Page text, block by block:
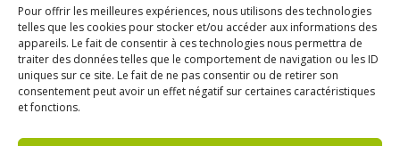
Pour offrir les meilleures expériences, nous utilisons des technologies
telles que les cookies pour stocker et/ou accéder aux informations des
appareils. Le fait de consentir à ces technologies nous permettra de
traiter des données telles que le comportement de navigation ou les ID
uniques sur ce site. Le fait de ne pas consentir ou de retirer son
consentement peut avoir un effet négatif sur certaines caractéristiques
et fonctions.
Faculté des
Sciences
École Doctorale
GAIA
SCUIO-IP
Bibliothèque
Interuniversitaire
ResUM